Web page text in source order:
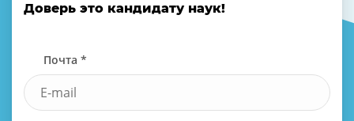
Доверь это кандидату наук!
Почта *